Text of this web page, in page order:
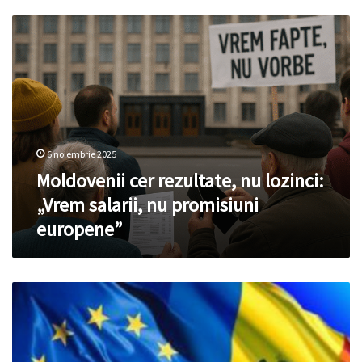
Moldovenii
cer
rezultate,
nu
lozinci:
„Vrem
salarii,
nu
promisiuni
europene”
6 noiembrie 2025
Moldovenii cer rezultate, nu lozinci:
„Vrem salarii, nu promisiuni
europene”
Suediei
NATO